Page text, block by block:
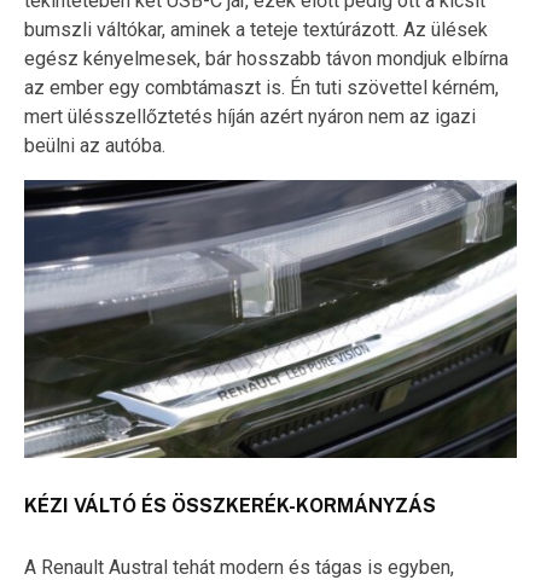
bumszli váltókar, aminek a teteje textúrázott. Az ülések
egész kényelmesek, bár hosszabb távon mondjuk elbírna
az ember egy combtámaszt is. Én tuti szövettel kérném,
mert ülésszellőztetés híján azért nyáron nem az igazi
beülni az autóba.
KÉZI VÁLTÓ ÉS ÖSSZKERÉK-KORMÁNYZÁS
A Renault Austral tehát modern és tágas is egyben,